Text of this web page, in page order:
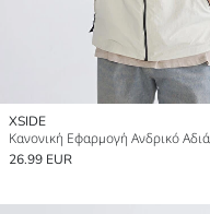
XSIDE
26.99 EUR